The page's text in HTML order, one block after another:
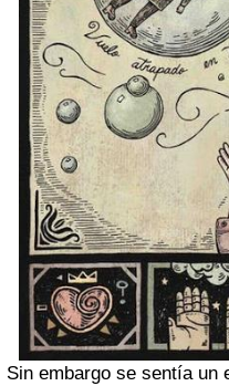
Sin embargo se sentía un